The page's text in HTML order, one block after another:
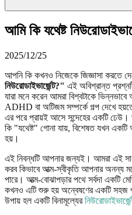
আমি কি যথেষ্ট
2025/12/25
আপনি কি কখনও নিজেকে জিজ্ঞাসা করতে
নিউরোডাইভার্জেন্ট?" এই অবিশ্রান্ত
যারা মনে করেন আমরা বিশ্বটাকে
ADHD বা অটিজম সম্পর্কে গল্প দেখে
এর পরে প্রায়ই আসে সন্দেহের একটি
কি "যথেষ্ট" গোনা যায়, বিশেষত যখন একটি
হয়।
এই নিবন্ধটি আপনার জন্যই। আমরা এই
করব কিভাবে আত্ম-স্বীকৃতি আপনার অনন্য
পারে। আত্ম-বোঝাপড়ার পথে সর্বদা একটি
কখনও এটি শুরু হয় অন্বেষণের একটি সহজ
উপায় হল একটি বিনামূল্যের